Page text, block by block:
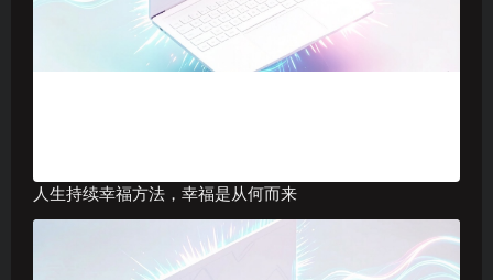
人生持续幸福方法，幸福是从何而来